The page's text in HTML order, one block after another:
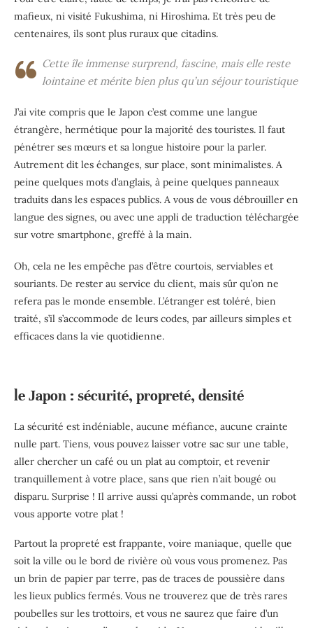
mafieux, ni visité Fukushima, ni Hiroshima. Et très peu de
centenaires, ils sont plus ruraux que citadins.
Cette île immense surprend, fascine, mais elle reste
lointaine et mérite bien plus qu’un séjour touristique
J’ai vite compris que le Japon c’est comme une langue
étrangère, hermétique pour la majorité des touristes. Il faut
pénétrer ses mœurs et sa longue histoire pour la parler.
Autrement dit les échanges, sur place, sont minimalistes. A
peine quelques mots d’anglais, à peine quelques panneaux
traduits dans les espaces publics. A vous de vous débrouiller en
langue des signes, ou avec une appli de traduction téléchargée
sur votre smartphone, greffé à la main.
Oh, cela ne les empêche pas d’être courtois, serviables et
souriants. De rester au service du client, mais sûr qu’on ne
refera pas le monde ensemble. L’étranger est toléré, bien
traité, s’il s’accommode de leurs codes, par ailleurs simples et
efficaces dans la vie quotidienne.
le Japon : sécurité, propreté, densité
La sécurité est indéniable, aucune méfiance, aucune crainte
nulle part. Tiens, vous pouvez laisser votre sac sur une table,
aller chercher un café ou un plat au comptoir, et revenir
tranquillement à votre place, sans que rien n’ait bougé ou
disparu. Surprise ! Il arrive aussi qu’après commande, un robot
vous apporte votre plat !
Partout la propreté est frappante, voire maniaque, quelle que
soit la ville ou le bord de rivière où vous vous promenez. Pas
un brin de papier par terre, pas de traces de poussière dans
les lieux publics fermés. Vous ne trouverez que de très rares
poubelles sur les trottoirs, et vous ne saurez que faire d’un